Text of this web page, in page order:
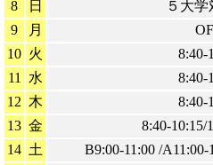
8
日
５大
9
月
10 火
8:40-
11
水
8:40-
12 木
8:40-
13 金
8:40-10:15/
14 土
B9:00-11:00 /A11:00-